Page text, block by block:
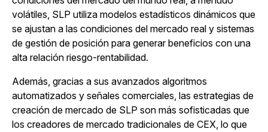
volátiles, SLP utiliza modelos estadísticos dinámicos que
se ajustan a las condiciones del mercado real y sistemas
de gestión de posición para generar beneficios con una
alta relación riesgo-rentabilidad.
Además, gracias a sus avanzados algoritmos
automatizados y señales comerciales, las estrategias de
creación de mercado de SLP son más sofisticadas que
los creadores de mercado tradicionales de CEX, lo que